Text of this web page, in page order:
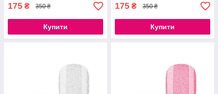
175 ₴ 350 ₴
Купити
175 ₴ 350 ₴
Купити